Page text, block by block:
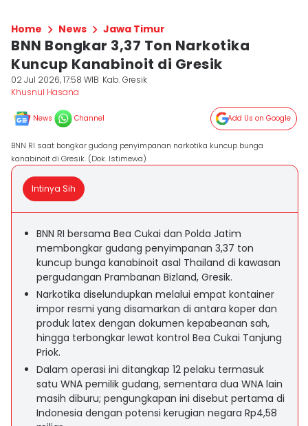
Home News Jawa Timur
BNN Bongkar 3,37 Ton Narkotika
Kuncup Kanabinoit di Gresik
02 Jul 2026, 17:58 WIB Kab. Gresik
Khusnul Hasana
News Channel Add Us on Google
BNN RI saat bongkar gudang penyimpanan narkotika kuncup bunga
kanabinoit di Gresik. (Dok. Istimewa)
Intinya Sih
BNN RI bersama Bea Cukai dan Polda Jatim
membongkar gudang penyimpanan 3,37 ton
kuncup bunga kanabinoit asal Thailand di kawasan
pergudangan Prambanan Bizland, Gresik.
Narkotika diselundupkan melalui empat kontainer
impor resmi yang disamarkan di antara koper dan
produk latex dengan dokumen kepabeanan sah,
hingga terbongkar lewat kontrol Bea Cukai Tanjung
Priok.
Dalam operasi ini ditangkap 12 pelaku termasuk
satu WNA pemilik gudang, sementara dua WNA lain
masih diburu; pengungkapan ini disebut pertama di
Indonesia dengan potensi kerugian negara Rp4,58